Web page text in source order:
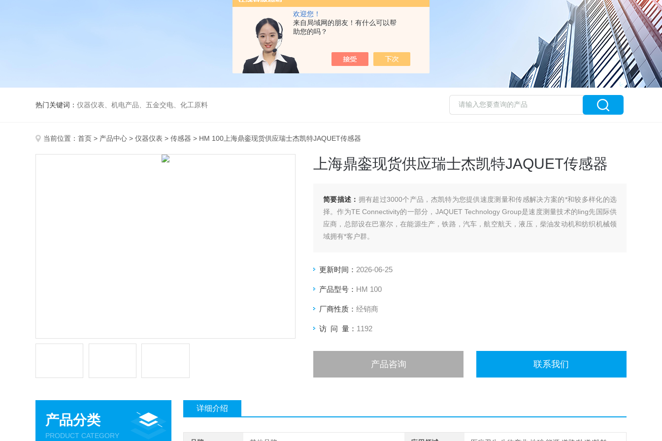
欢迎您！
来自局域网的朋友！有什么可以帮
助您的吗？
热门关键词： 仪器仪表、机电产品、五金交电、化工原料
当前位置： 首页 > 产品中心 > 仪器仪表 > 传感器 > HM 100上海鼎銮现货供应瑞士杰凯特JAQUET传感器
上海鼎銮现货供应瑞士杰凯特JAQUET传感器
简要描述： 拥有超过3000个产品，杰凯特为您提供速度测量和传感解决方案的*和较多样化的选
择。作为TE Connectivity的一部分，JAQUET Technology Group是速度测量技术的ling先国际供
应商，总部设在巴塞尔，在能源生产，铁路，汽车，航空航天，液压，柴油发动机和纺织机械领
域拥有*客户群。
更新时间： 2026-06-25
产品型号： HM 100
厂商性质： 经销商
访 问 量： 1192
产品咨询 联系我们
产品分类
PRODUCT CATEGORY
详细介绍